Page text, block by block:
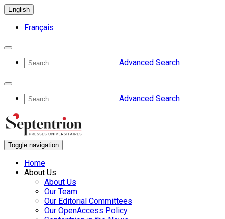
English
Français
Advanced Search
Advanced Search
Toggle navigation
Home
About Us
About Us
Our Team
Our Editorial Committees
Our OpenAccess Policy